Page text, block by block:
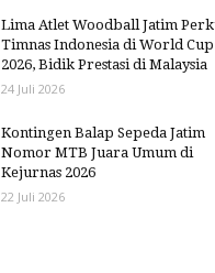
Lima Atlet Woodball Jatim
Timnas Indonesia di World Cup
2026, Bidik Prestasi di Malaysia
24 Juli 2026
Kontingen Balap Sepeda Jatim
Nomor MTB Juara Umum di
Kejurnas 2026
22 Juli 2026